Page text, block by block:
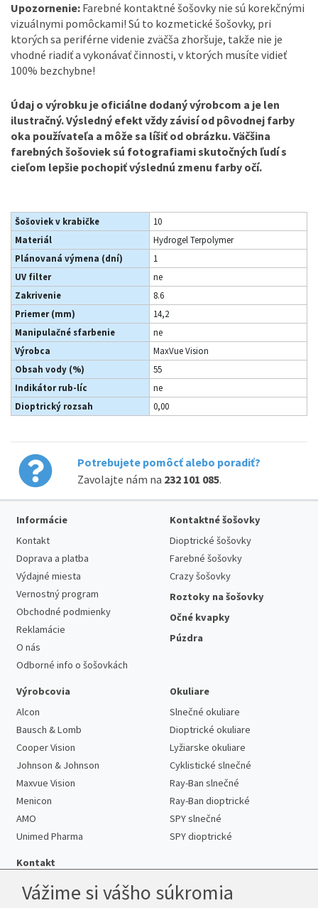
Upozornenie: Farebné kontaktné šošovky nie sú korekčnými
vizuálnymi pomôckami! Sú to kozmetické šošovky, pri
ktorých sa periférne videnie zväčša zhoršuje, takže nie je
vhodné riadiť a vykonávať činnosti, v ktorých musíte vidieť
100% bezchybne!
Údaj o výrobku je oficiálne dodaný výrobcom a je len
ilustračný. Výsledný efekt vždy závisí od pôvodnej farby
oka používateľa a môže sa líšiť od obrázku. Väčšina
farebných šošoviek sú fotografiami skutočných ľudí s
cieľom lepšie pochopiť výslednú zmenu farby očí.
Šošoviek v krabičke
10
Materiál
Hydrogel Terpolymer
Plánovaná výmena (dní)
1
UV filter
ne
Zakrivenie
8.6
Priemer (mm)
14,2
Manipulačné sfarbenie
ne
Výrobca
MaxVue Vision
Obsah vody (%)
55
Indikátor rub-líc
ne
Dioptrický rozsah
0,00
Potrebujete pomôcť alebo poradiť?
Zavolajte nám na 232 101 085.
Informácie
Kontakt
Doprava a platba
Výdajné miesta
Vernostný program
Obchodné podmienky
Reklamácie
O nás
Odborné info o šošovkách
Kontaktné šošovky
Dioptrické šošovky
Farebné šošovky
Crazy šošovky
Roztoky na šošovky
Očné kvapky
Púzdra
Výrobcovia
Alcon
Bausch & Lomb
Cooper Vision
Johnson & Johnson
Maxvue Vision
Menicon
AMO
Unimed Pharma
Okuliare
Slnečné okuliare
Dioptrické okuliare
Lyžiarske okuliare
Cyklistické slnečné
Ray-Ban slnečné
Ray-Ban dioptrické
SPY slnečné
SPY dioptrické
Kontakt
Vážime si vášho súkromia